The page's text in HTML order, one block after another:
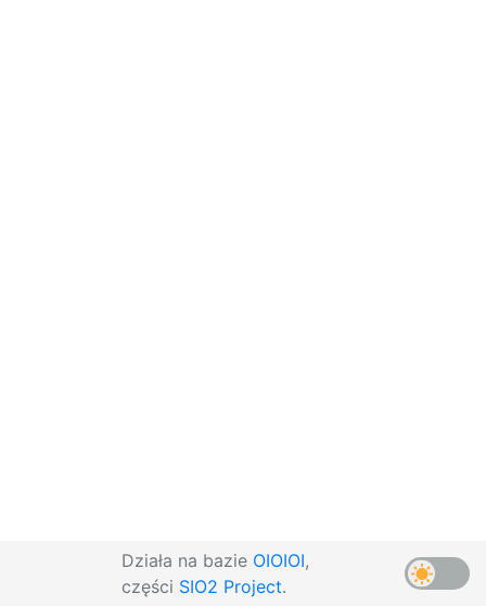
Działa na bazie OIOIOI,
części SIO2 Project.